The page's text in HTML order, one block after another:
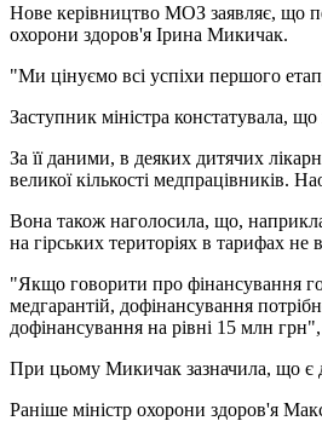
Нове керівництво МОЗ заявляє, що
охорони здоров'я Ірина Микичак.
"Ми цінуємо всі успіхи першого
Заступник міністра констатувала,
За її даними, в деяких дитячих
великої кількості медпрацівників.
Вона також наголосила, що,
на гірських територіях в тарифах
"Якщо говорити про фінансування
медгарантій, дофінансування
дофінансування на рівні 15 млн
При цьому Микичак зазначила, що є
Раніше міністр охорони здоров'я